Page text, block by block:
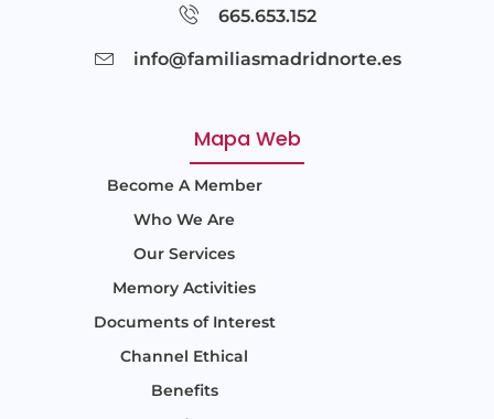
665.653.152
info@familiasmadridnorte.es
Mapa Web
Become A Member
Who We Are
Our Services
Memory Activities
Documents of Interest
Channel Ethical
Benefits